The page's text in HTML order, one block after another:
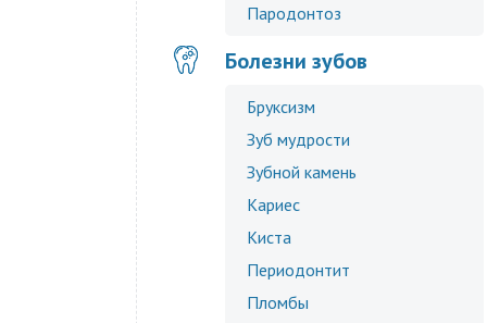
Пародонтоз
Болезни зубов
Бруксизм
Зуб мудрости
Зубной камень
Кариес
Киста
Периодонтит
Пломбы